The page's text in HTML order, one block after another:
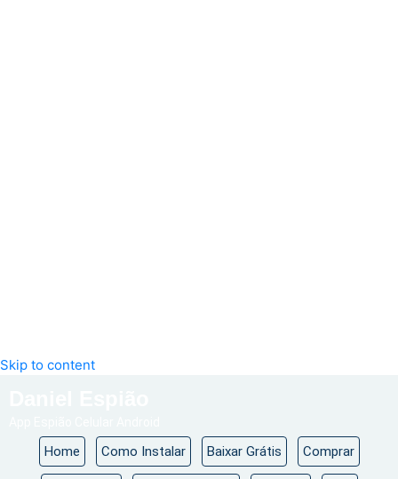
Skip to content
Home Como Instalar Baixar Grátis Comprar